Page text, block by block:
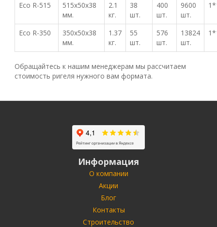
Eco R-515
515x50x38
мм.
2.1
кг.
38
шт.
400
шт.
9600
шт.
Eco R-350
350x50x38
мм.
1.37
кг.
55
шт.
576
шт.
13824
шт.
Обращайтесь к нашим менеджерам мы рассчитаем
стоимость ригеля нужного вам формата.
Информация
О компании
Акции
Блог
Контакты
Строительство